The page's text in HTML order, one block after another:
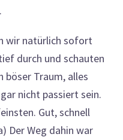
wir natürlich sofort
durch und schauten
böser Traum, alles
nicht passiert sein.
Gut, schnell
Der Weg dahin war